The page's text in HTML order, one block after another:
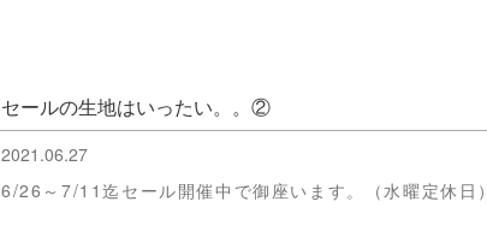
セールの生地はいったい。。②
2021.06.27
6/26～7/11迄セール開催中で御座います。（水曜定休日）